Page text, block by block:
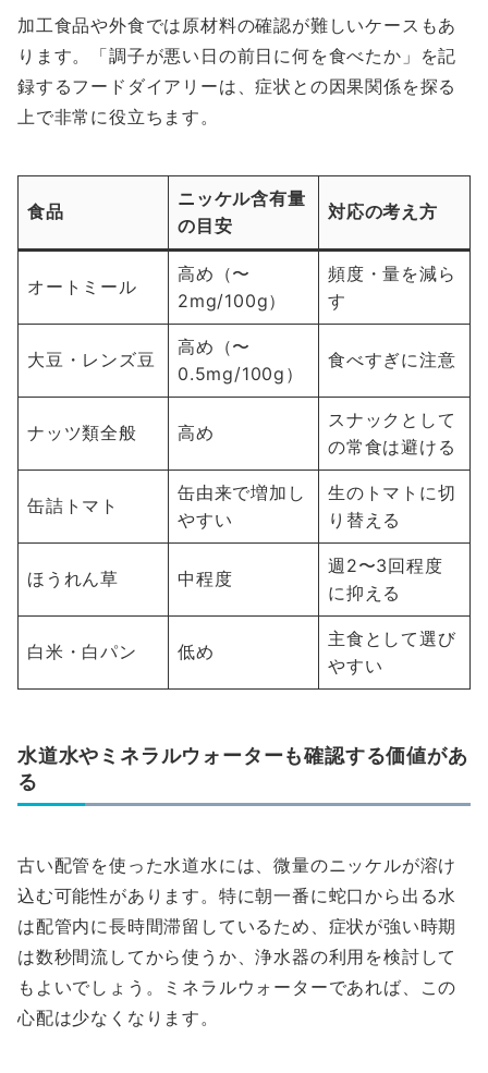
加工食品や外食では原材料の確認が難しいケースもあ
ります。「調子が悪い日の前日に何を食べたか」を記
録するフードダイアリーは、症状との因果関係を探る
上で非常に役立ちます。
食品
ニッケル含有量
の目安
対応の考え方
オートミール
高め（〜
2mg/100g）
頻度・量を減ら
す
大豆・レンズ豆
高め（〜
0.5mg/100g）
食べすぎに注意
ナッツ類全般 高め
スナックとして
の常食は避ける
缶詰トマト
缶由来で増加し
やすい
生のトマトに切
り替える
ほうれん草 中程度
週2〜3回程度
に抑える
白米・白パン 低め
主食として選び
やすい
水道水やミネラルウォーターも確認する価値があ
る
古い配管を使った水道水には、微量のニッケルが溶け
込む可能性があります。特に朝一番に蛇口から出る水
は配管内に長時間滞留しているため、症状が強い時期
は数秒間流してから使うか、浄水器の利用を検討して
もよいでしょう。ミネラルウォーターであれば、この
心配は少なくなります。